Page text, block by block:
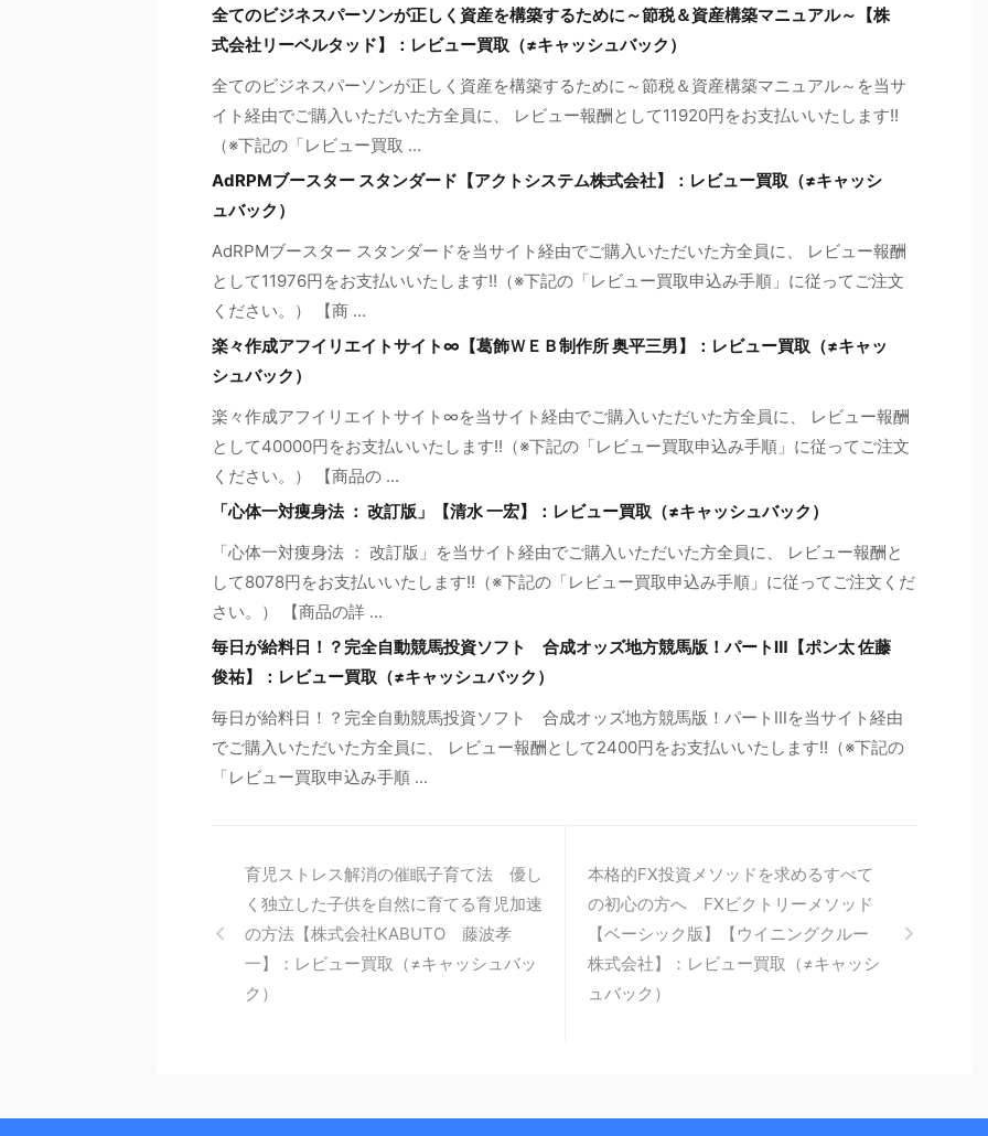
全てのビジネスパーソンが正しく資産を構築するために～節税＆資産構築マニュアル～【株
式会社リーベルタッド】：レビュー買取（≠キャッシュバック）
全てのビジネスパーソンが正しく資産を構築するために～節税＆資産構築マニュアル～を当サ
イト経由でご購入いただいた方全員に、 レビュー報酬として11920円をお支払いいたします!!
（※下記の「レビュー買取 ...
AdRPMブースター スタンダード【アクトシステム株式会社】：レビュー買取（≠キャッシ
ュバック）
AdRPMブースター スタンダードを当サイト経由でご購入いただいた方全員に、 レビュー報酬
として11976円をお支払いいたします!!（※下記の「レビュー買取申込み手順」に従ってご注文
ください。） 【商 ...
楽々作成アフイリエイトサイト∞【葛飾ＷＥＢ制作所 奥平三男】：レビュー買取（≠キャッ
シュバック）
楽々作成アフイリエイトサイト∞を当サイト経由でご購入いただいた方全員に、 レビュー報酬
として40000円をお支払いいたします!!（※下記の「レビュー買取申込み手順」に従ってご注文
ください。） 【商品の ...
「心体一対痩身法 ： 改訂版」【清水 一宏】：レビュー買取（≠キャッシュバック）
「心体一対痩身法 ： 改訂版」を当サイト経由でご購入いただいた方全員に、 レビュー報酬と
して8078円をお支払いいたします!!（※下記の「レビュー買取申込み手順」に従ってご注文くだ
さい。） 【商品の詳 ...
毎日が給料日！？完全自動競馬投資ソフト 合成オッズ地方競馬版！パートⅢ【ポン太 佐藤
俊祐】：レビュー買取（≠キャッシュバック）
毎日が給料日！？完全自動競馬投資ソフト 合成オッズ地方競馬版！パートⅢを当サイト経由
でご購入いただいた方全員に、 レビュー報酬として2400円をお支払いいたします!!（※下記の
「レビュー買取申込み手順 ...
育児ストレス解消の催眠子育て法 優し
く独立した子供を自然に育てる育児加速
の方法【株式会社KABUTO 藤波孝
一】：レビュー買取（≠キャッシュバッ
ク）
本格的FX投資メソッドを求めるすべて
の初心の方へ FXビクトリーメソッド
【ベーシック版】【ウイニングクルー
株式会社】：レビュー買取（≠キャッシ
ュバック）